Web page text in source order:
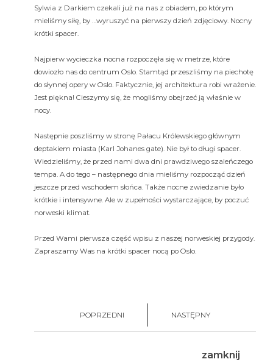
Sylwia z Darkiem czekali już na nas z obiadem, po którym
mieliśmy siłę, by …wyruszyć na pierwszy dzień zdjęciowy. Nocny
krótki spacer.
Najpierw wycieczka nocna rozpoczęła się w metrze, które
dowiozło nas do centrum Oslo. Stamtąd przeszliśmy na piechotę
do słynnej opery w Oslo. Faktycznie, jej architektura robi wrażenie.
Jest piękna! Cieszymy się, że mogliśmy obejrzeć ją właśnie w
nocy.
Następnie poszliśmy w stronę Pałacu Królewskiego głównym
deptakiem miasta (Karl Johanes gate). Nie był to długi spacer.
Wiedzieliśmy, że przed nami dwa dni prawdziwego szaleńczego
tempa. A do tego – następnego dnia mieliśmy rozpocząć dzień
jeszcze przed wschodem słońca. Także nocne zwiedzanie było
krótkie i intensywne. Ale w zupełności wystarczające, by poczuć
norweski klimat.
Przed Wami pierwsza część wpisu z naszej norweskiej przygody.
Zapraszamy Was na krótki spacer nocą po Oslo.
POPRZEDNI NASTĘPNY
zamknij